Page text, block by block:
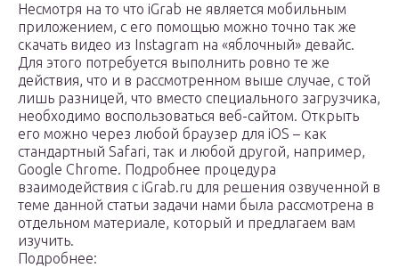
Несмотря на то что iGrab не является мобильным
приложением, с его помощью можно точно так же
скачать видео из Instagram на «яблочный» девайс.
Для этого потребуется выполнить ровно те же
действия, что и в рассмотренном выше случае, с той
лишь разницей, что вместо специального загрузчика,
необходимо воспользоваться веб-сайтом. Открыть
его можно через любой браузер для iOS – как
стандартный Safari, так и любой другой, например,
Google Chrome. Подробнее процедура
взаимодействия с iGrab.ru для решения озвученной в
теме данной статьи задачи нами была рассмотрена в
отдельном материале, который и предлагаем вам
изучить.
Подробнее: